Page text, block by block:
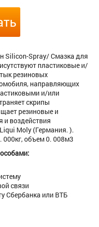
Silicon-Spray/ Смазка для
пластиковые и/
резиновых
направляющих
и/или
скрипы
резиновые и
и воздействия
Moly (Германия. ).
объем 0. 008м3
связи
Сбербанка или ВТБ